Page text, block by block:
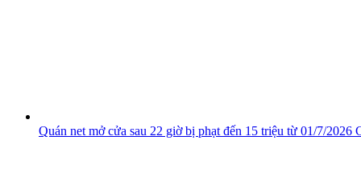
Quán net mở cửa sau 22 giờ bị phạt đến 15 triệu từ 01/7/2026